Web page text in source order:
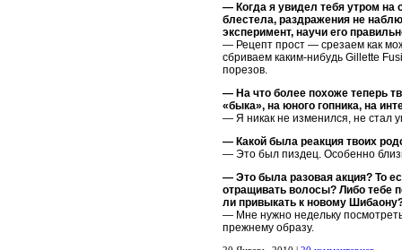
— Когда я увидел тебя утром
блестела, раздражения не
эксперимент, научи его
— Рецепт прост — срезаем как
сбриваем каким-нибудь Gillette
порезов.
— На что более похоже теперь
«быка», на юного гопника, на
— Я никак не изменился, не стал
— Какой была реакция твоих
— Это был пиздец. Особенно
— Это была разовая акция? То
отращивать волосы? Либо тебе
ли привыкать к новому
— Мне нужно недельку
прежнему образу.